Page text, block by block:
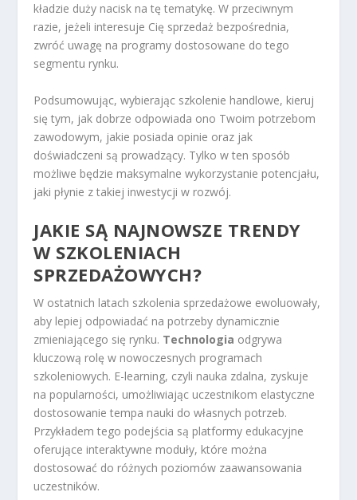
kładzie duży nacisk na tę tematykę. W przeciwnym
razie, jeżeli interesuje Cię sprzedaż bezpośrednia,
zwróć uwagę na programy dostosowane do tego
segmentu rynku.
Podsumowując, wybierając szkolenie handlowe, kieruj
się tym, jak dobrze odpowiada ono Twoim potrzebom
zawodowym, jakie posiada opinie oraz jak
doświadczeni są prowadzący. Tylko w ten sposób
możliwe będzie maksymalne wykorzystanie potencjału,
jaki płynie z takiej inwestycji w rozwój.
JAKIE SĄ NAJNOWSZE TRENDY
W SZKOLENIACH
SPRZEDAŻOWYCH?
W ostatnich latach szkolenia sprzedażowe ewoluowały,
aby lepiej odpowiadać na potrzeby dynamicznie
zmieniającego się rynku. Technologia odgrywa
kluczową rolę w nowoczesnych programach
szkoleniowych. E-learning, czyli nauka zdalna, zyskuje
na popularności, umożliwiając uczestnikom elastyczne
dostosowanie tempa nauki do własnych potrzeb.
Przykładem tego podejścia są platformy edukacyjne
oferujące interaktywne moduły, które można
dostosować do różnych poziomów zaawansowania
uczestników.